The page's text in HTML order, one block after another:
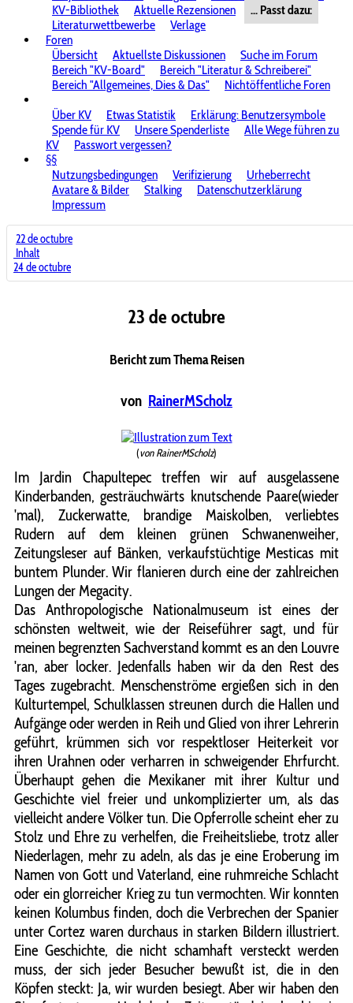
KV-Bibliothek
Aktuelle Rezensionen
... Passt dazu:
Literaturwettbewerbe
Verlage
Foren
Übersicht
Aktuellste Diskussionen
Suche im Forum
Bereich "KV-Board"
Bereich "Literatur & Schreiberei"
Bereich "Allgemeines, Dies & Das"
Nichtöffentliche Foren
Über KV
Etwas Statistik
Erklärung: Benutzersymbole
Spende für KV
Unsere Spenderliste
Alle Wege führen zu
KV
Passwort vergessen?
§§
Nutzungsbedingungen
Verifizierung
Urheberrecht
Avatare & Bilder
Stalking
Datenschutzerklärung
Impressum
22 de octubre
Inhalt
24 de octubre
23 de octubre
Bericht zum Thema Reisen
von RainerMScholz
(von RainerMScholz)
Im Jardin Chapultepec treffen wir auf ausgelassene
Kinderbanden, gesträuchwärts knutschende Paare(wieder
'mal), Zuckerwatte, brandige Maiskolben, verliebtes
Rudern auf dem kleinen grünen Schwanenweiher,
Zeitungsleser auf Bänken, verkaufstüchtige Mesticas mit
buntem Plunder. Wir flanieren durch eine der zahlreichen
Lungen der Megacity.
Das Anthropologische Nationalmuseum ist eines der
schönsten weltweit, wie der Reiseführer sagt, und für
meinen begrenzten Sachverstand kommt es an den Louvre
'ran, aber locker. Jedenfalls haben wir da den Rest des
Tages zugebracht. Menschenströme ergießen sich in den
Kulturtempel, Schulklassen streunen durch die Hallen und
Aufgänge oder werden in Reih und Glied von ihrer Lehrerin
geführt, krümmen sich vor respektloser Heiterkeit vor
ihren Urahnen oder verharren in schweigender Ehrfurcht.
Überhaupt gehen die Mexikaner mit ihrer Kultur und
Geschichte viel freier und unkomplizierter um, als das
vielleicht andere Völker tun. Die Opferrolle scheint eher zu
Stolz und Ehre zu verhelfen, die Freiheitsliebe, trotz aller
Niederlagen, mehr zu adeln, als das je eine Eroberung im
Namen von Gott und Vaterland, eine ruhmreiche Schlacht
oder ein glorreicher Krieg zu tun vermochten. Wir konnten
keinen Kolumbus finden, doch die Verbrechen der Spanier
unter Cortez waren durchaus in starken Bildern illustriert.
Eine Geschichte, die nicht schamhaft versteckt werden
muss, der sich jeder Besucher bewußt ist, die in den
Köpfen steckt: Ja, wir wurden besiegt. Aber wir haben den